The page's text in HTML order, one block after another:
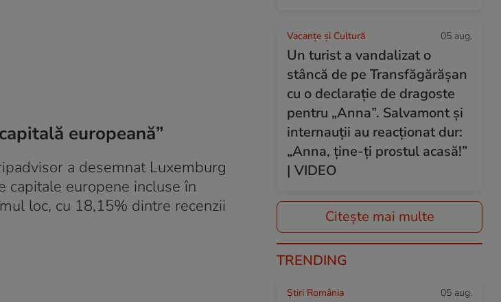
europeană”
a desemnat Luxemburg
capitale europene incluse în
loc, cu 18,15% dintre recenzii
Vacanțe și Cultură 05 aug.
Un turist a vandalizat o
stâncă de pe Transfăgărășan
cu o declarație de dragoste
pentru „Anna”. Salvamont și
internauții au reacționat dur:
„Anna, ține-ți prostul acasă!”
| VIDEO
Citește mai multe
TRENDING
Știri România 05 aug.